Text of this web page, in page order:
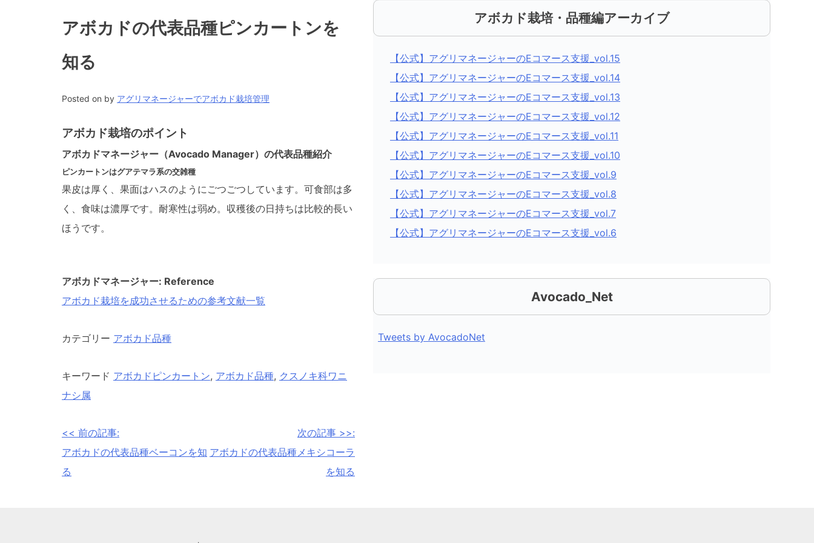
アボカドの代表品種ピンカートンを
知る
Posted on by アグリマネージャーでアボカド栽培管理
アボカド栽培のポイント
アボカドマネージャー（Avocado Manager）の代表品種紹介
ピンカートンはグアテマラ系の交雑種
果皮は厚く、果面はハスのようにごつごつしています。可食部は多
く、食味は濃厚です。耐寒性は弱め。収穫後の日持ちは比較的長い
ほうです。
アボカドマネージャー: Reference
アボカド栽培を成功させるための参考文献一覧
カテゴリー アボカド品種
キーワード アボカドピンカートン, アボカド品種, クスノキ科ワニ
ナシ属
投
稿
<< 前の記事:
アボカドの代表品種ベーコンを知
る
次の記事 >>:
アボカドの代表品種メキシコーラ
を知る
アボカド栽培・品種編アーカイブ
【公式】アグリマネージャーのEコマース支援_vol.15
【公式】アグリマネージャーのEコマース支援_vol.14
【公式】アグリマネージャーのEコマース支援_vol.13
【公式】アグリマネージャーのEコマース支援_vol.12
【公式】アグリマネージャーのEコマース支援_vol.11
【公式】アグリマネージャーのEコマース支援_vol.10
【公式】アグリマネージャーのEコマース支援_vol.9
【公式】アグリマネージャーのEコマース支援_vol.8
【公式】アグリマネージャーのEコマース支援_vol.7
【公式】アグリマネージャーのEコマース支援_vol.6
Avocado_Net
Tweets by AvocadoNet